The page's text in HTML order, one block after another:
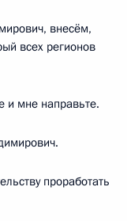
внесём,
всех регионов
и мне направьте.
проработать